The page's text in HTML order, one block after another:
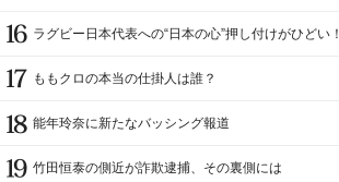
ラグビー日本代表への“日本の心”押し付けがひどい！
ももクロの本当の仕掛人は誰？
能年玲奈に新たなバッシング報道
竹田恒泰の側近が詐欺逮捕、その裏側には